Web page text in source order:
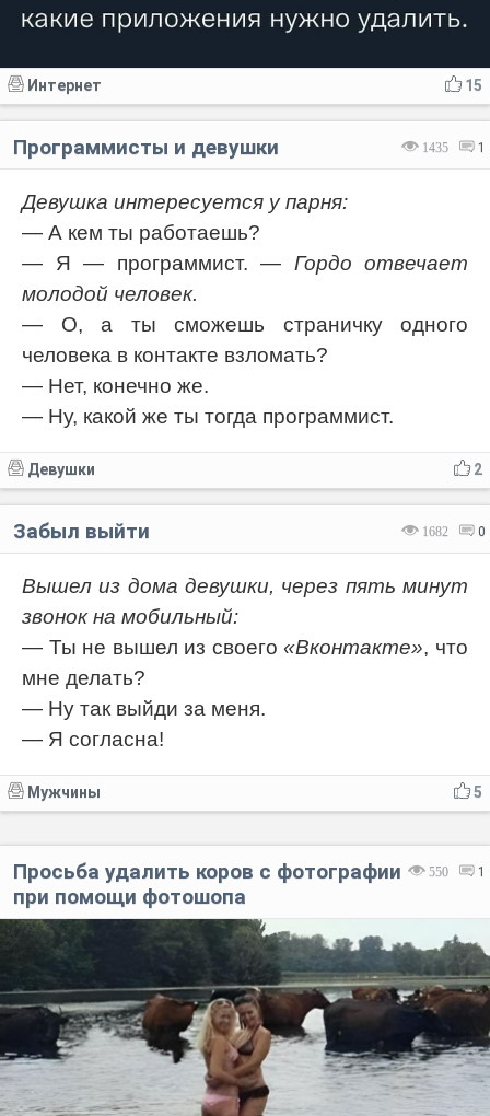
15
Интернет
1435 1
Программисты и девушки
Девушка интересуется у парня:
— А кем ты работаешь?
— Я — программист. — Гордо отвечает
молодой человек.
— О, а ты сможешь страничку одного
человека в контакте взломать?
— Нет, конечно же.
— Ну, какой же ты тогда программист.
2
Девушки
1682 0
Забыл выйти
Вышел из дома девушки, через пять минут
звонок на мобильный:
— Ты не вышел из своего«Вконтакте», что
мне делать?
— Ну так выйди за меня.
— Я согласна!
5
Мужчины
550 1
Просьба удалить коров с фотографии
при помощи фотошопа